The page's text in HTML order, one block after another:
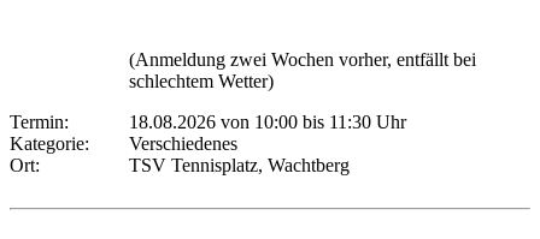
(Anmeldung zwei Wochen vorher, entfällt bei
schlechtem Wetter)
Termin:
18.08.2026 von 10:00 bis 11:30 Uhr
Kategorie:
Verschiedenes
Ort:
TSV Tennisplatz, Wachtberg